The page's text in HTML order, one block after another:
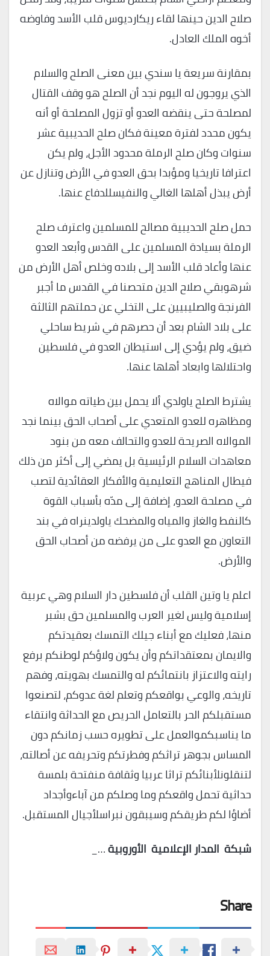
صلاح الدين حينها لقاء ريكارديوس قلب الأسد وفاوضه
أخوه الملك العادل.
بمقارنة سريعة يا سندي بين معنى الصلح والسلام
الذي يروجون له اليوم نجد أن الصلح هو وقف القتال
لمصلحة حتى ينقضه العدو أو تزول المصلحة أو أنه
يكون محدد لفترة معينة فكان صلح الحديبية عشر
سنوات وكان صلح الرملة محدود الأجل، ولم يكن
اعترافا تاريخيا ومؤبدا بحق العدو في الأرض وتنازل عن
أرض يبذل أهلها الغالي والنفيسللدفاع عنها.
حمل صلح الحديبية مصالح للمسلمين واعترف صلح
الرملة بسيادة المسلمين على القدس وأبعد العدو
عنها وأعاد قلب الأسد إلى بلاده وخلص أهل الأرض من
شرهوبقي صلاح الدين متحصنا في القدس ما أجبر
الفرنجة والصليبيين على التخلي عن حملتهم الثالثة
على بلاد الشام بعد أن حصرهم في شريط ساحلي
ضيق، ولم يؤدي إلى استيطان العدو في فلسطين
واحتلالها وابعاد أهلها عنها.
يشترط الصلح ياولدي ألا يحمل بين طياته موالاه
ومظاهره للعدو المتعدي على أصحاب الحق بينما نجد
الموالاه الصريحة للعدو والتحالف معه من بنود
معاهدات السلام الرئيسية بل يمضي إلى أكثر من ذلك
فيطال المناهج التعليمية والأفكار العقائدية لتصب
في مصلحة العدو، إضافة إلى مدّه بأسباب القوة
كالنفط والغاز والمياه والمضحك ياولدينراه في بند
التعاون مع العدو على من يرفضه من أصحاب الحق
والأرض.
اعلم يا وتين القلب أن فلسطين دار السلام وهي عربية
إسلامية وليس لغير العرب والمسلمين حق بشبر
منها، فعليك مع أبناء جيلك التمسك بعقيدتكم
والايمان بمعتقداتكم وأن يكون ولاؤكم لوطنكم برفع
رايته والاعتزاز بانتمائكم له والتمسك بهويته، وفهم
تاريخه، والوعي بواقعكم وتعلم لغة عدوكم، لتصنعوا
مستقبلكم الحر بالتعامل الحريص مع الحداثة وانتقاء
ما يناسبكموالعمل على تطويره حسب زمانكم دون
المساس بجوهر تراثكم وفطرتكم وتحريفه عن أصالته،
لتنقلونلأبنائكم تراثا عربيا وثقافة منفتحة بلمسة
حداثية تحمل واقعكم وما وصلكم من آباءوأجداد
أضاؤا لكم طريقكم وسيبقون نبراسلأجيال المستقبل.
شبكة المدار الإعلامية الأوروبية…_
Share